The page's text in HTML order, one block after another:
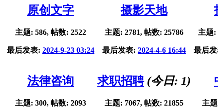
原创文字
主题: 586, 帖数: 2522
最后发表: 2024-9-23 03:24
摄影天地
主题: 2781, 帖数: 25786
最后发表: 2024-4-6 16:44
主题:
最后
法律咨询
主题: 300, 帖数: 2093
求职招聘(今日: 1)
主题: 7067, 帖数: 21855 主